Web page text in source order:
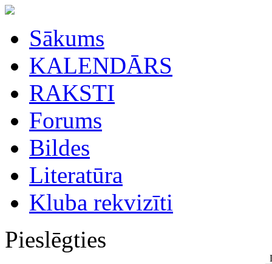
Sākums
KALENDĀRS
RAKSTI
Forums
Bildes
Literatūra
Kluba rekvizīti
Pieslēgties